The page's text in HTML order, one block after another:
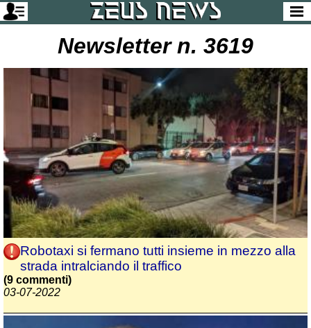
Newsletter n. 3619
Robotaxi si fermano tutti insieme in mezzo alla
strada intralciando il traffico
(9 commenti)
03-07-2022